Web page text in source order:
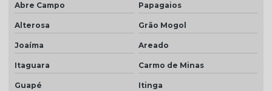
Abre Campo Papagaios
Alterosa Grão Mogol
Joaíma Areado
Itaguara Carmo de Minas
Guapé Itinga